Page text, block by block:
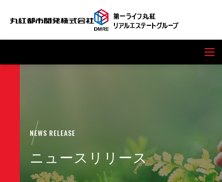
NEWS RELEASE
ニュースリリース